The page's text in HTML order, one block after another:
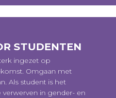
STUDENTEN
ingezet op
Omgaan met
Als student is het
in gender- en